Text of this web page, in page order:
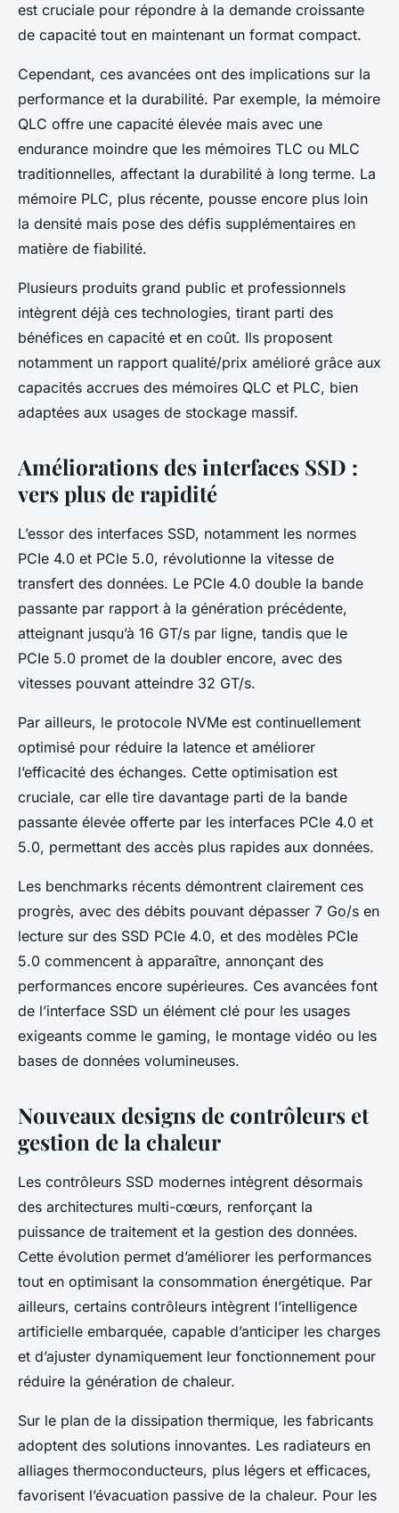
est cruciale pour répondre à la demande croissante
de capacité tout en maintenant un format compact.
Cependant, ces avancées ont des implications sur la
performance et la durabilité. Par exemple, la mémoire
QLC offre une capacité élevée mais avec une
endurance moindre que les mémoires TLC ou MLC
traditionnelles, affectant la durabilité à long terme. La
mémoire PLC, plus récente, pousse encore plus loin
la densité mais pose des défis supplémentaires en
matière de fiabilité.
Plusieurs produits grand public et professionnels
intègrent déjà ces technologies, tirant parti des
bénéfices en capacité et en coût. Ils proposent
notamment un rapport qualité/prix amélioré grâce aux
capacités accrues des mémoires QLC et PLC, bien
adaptées aux usages de stockage massif.
Améliorations des interfaces SSD :
vers plus de rapidité
L’essor des interfaces SSD, notamment les normes
PCIe 4.0 et PCIe 5.0, révolutionne la vitesse de
transfert des données. Le PCIe 4.0 double la bande
passante par rapport à la génération précédente,
atteignant jusqu’à 16 GT/s par ligne, tandis que le
PCIe 5.0 promet de la doubler encore, avec des
vitesses pouvant atteindre 32 GT/s.
Par ailleurs, le protocole NVMe est continuellement
optimisé pour réduire la latence et améliorer
l’efficacité des échanges. Cette optimisation est
cruciale, car elle tire davantage parti de la bande
passante élevée offerte par les interfaces PCIe 4.0 et
5.0, permettant des accès plus rapides aux données.
Les benchmarks récents démontrent clairement ces
progrès, avec des débits pouvant dépasser 7 Go/s en
lecture sur des SSD PCIe 4.0, et des modèles PCIe
5.0 commencent à apparaître, annonçant des
performances encore supérieures. Ces avancées font
de l’interface SSD un élément clé pour les usages
exigeants comme le gaming, le montage vidéo ou les
bases de données volumineuses.
Nouveaux designs de contrôleurs et
gestion de la chaleur
Les contrôleurs SSD modernes intègrent désormais
des architectures multi-cœurs, renforçant la
puissance de traitement et la gestion des données.
Cette évolution permet d’améliorer les performances
tout en optimisant la consommation énergétique. Par
ailleurs, certains contrôleurs intègrent l’intelligence
artificielle embarquée, capable d’anticiper les charges
et d’ajuster dynamiquement leur fonctionnement pour
réduire la génération de chaleur.
Sur le plan de la dissipation thermique, les fabricants
adoptent des solutions innovantes. Les radiateurs en
alliages thermoconducteurs, plus légers et efficaces,
favorisent l’évacuation passive de la chaleur. Pour les